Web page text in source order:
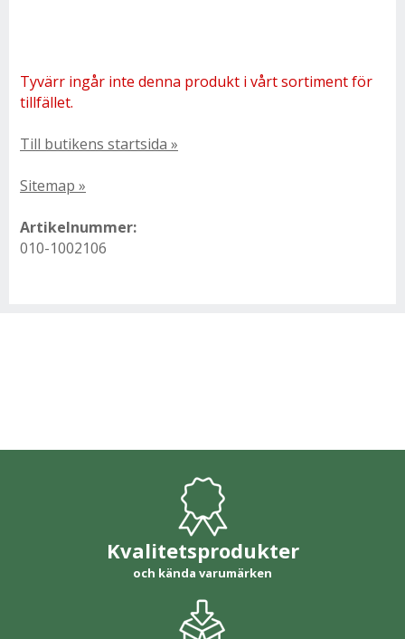
Tyvärr ingår inte denna produkt i vårt sortiment för
tillfället.
Till butikens startsida »
Sitemap »
Artikelnummer:
010-1002106
Kvalitetsprodukter
och kända varumärken